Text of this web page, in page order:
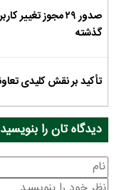
صدور ۲۹ مجوز
گذشته
تأکید بر نقش کلیدی
دیدگاه تان را بنویسید